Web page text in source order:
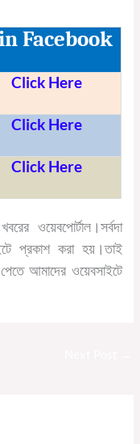
Facebook
Click Here
Click Here
Click Here
ওয়েবপোর্টাল।সর্বদা
প্রকাশ করা হয়।তাই
আমাদের ওয়েবসাইটে